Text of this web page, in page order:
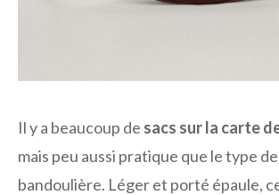
Il y a beaucoup de sacs sur la carte
mais peu aussi pratique que le type de
bandoulière. Léger et porté épaule,